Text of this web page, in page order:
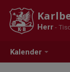
Kalender
Herr-